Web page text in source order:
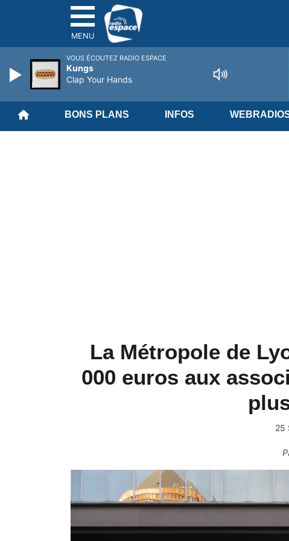
MENU
BONS PLANS INFOS
La Métropole de
000 euros aux
25
VOUS ÉCOUTEZ RADIO ESPACE
Kungs
Clap Your Hands